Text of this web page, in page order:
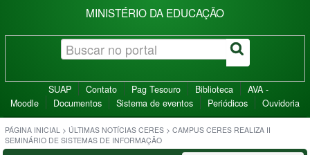
MINISTÉRIO DA EDUCAÇÃO
SUAP Contato Pag Tesouro Biblioteca
AVA -
Moodle
Documentos Sistema de eventos Periódicos Ouvidoria
PÁGINA INICIAL > ÚLTIMAS NOTÍCIAS CERES > CAMPUS CERES REALIZA II
SEMINÁRIO DE SISTEMAS DE INFORMAÇÃO